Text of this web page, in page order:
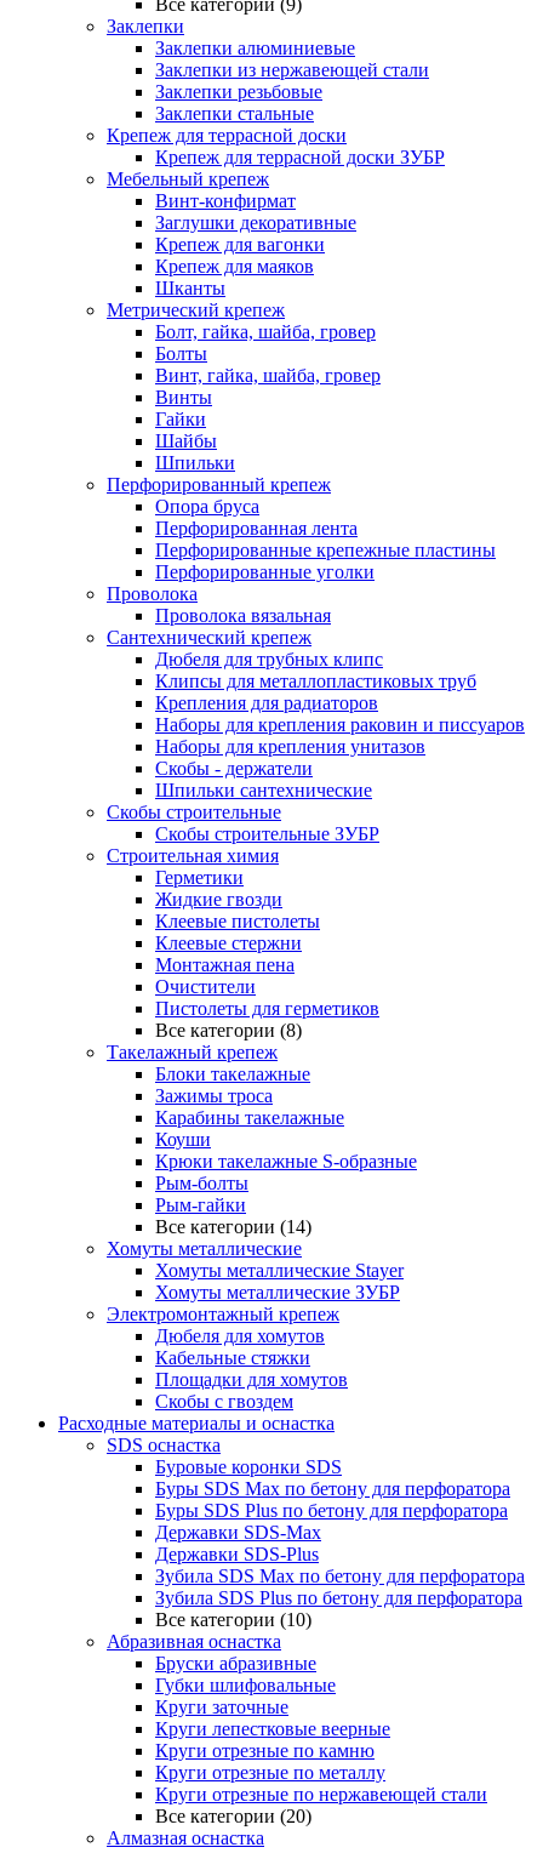
Все категории (9)
Заклепки
Заклепки алюминиевые
Заклепки из нержавеющей стали
Заклепки резьбовые
Заклепки стальные
Крепеж для террасной доски
Крепеж для террасной доски ЗУБР
Мебельный крепеж
Винт-конфирмат
Заглушки декоративные
Крепеж для вагонки
Крепеж для маяков
Шканты
Метрический крепеж
Болт, гайка, шайба, гровер
Болты
Винт, гайка, шайба, гровер
Винты
Гайки
Шайбы
Шпильки
Перфорированный крепеж
Опора бруса
Перфорированная лента
Перфорированные крепежные пластины
Перфорированные уголки
Проволока
Проволока вязальная
Сантехнический крепеж
Дюбеля для трубных клипс
Клипсы для металлопластиковых труб
Крепления для радиаторов
Наборы для крепления раковин и писсуаров
Наборы для крепления унитазов
Скобы - держатели
Шпильки сантехнические
Скобы строительные
Скобы строительные ЗУБР
Строительная химия
Герметики
Жидкие гвозди
Клеевые пистолеты
Клеевые стержни
Монтажная пена
Очистители
Пистолеты для герметиков
Все категории (8)
Такелажный крепеж
Блоки такелажные
Зажимы троса
Карабины такелажные
Коуши
Крюки такелажные S-образные
Рым-болты
Рым-гайки
Все категории (14)
Хомуты металлические
Хомуты металлические Stayer
Хомуты металлические ЗУБР
Электромонтажный крепеж
Дюбеля для хомутов
Кабельные стяжки
Площадки для хомутов
Скобы с гвоздем
Расходные материалы и оснастка
SDS оснастка
Буровые коронки SDS
Буры SDS Max по бетону для перфоратора
Буры SDS Plus по бетону для перфоратора
Державки SDS-Max
Державки SDS-Plus
Зубила SDS Mах по бетону для перфоратора
Зубила SDS Plus по бетону для перфоратора
Все категории (10)
Абразивная оснастка
Бруски абразивные
Губки шлифовальные
Круги заточные
Круги лепестковые веерные
Круги отрезные по камню
Круги отрезные по металлу
Круги отрезные по нержавеющей стали
Все категории (20)
Алмазная оснастка